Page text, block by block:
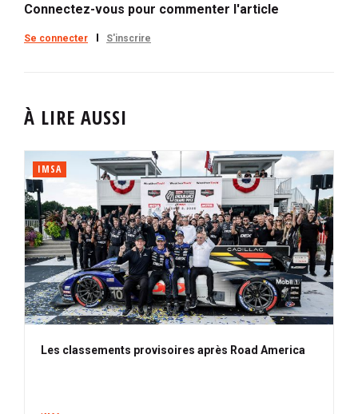
Connectez-vous pour commenter l'article
Se connecter S'inscrire
À LIRE AUSSI
IMSA
Les classements provisoires après Road America